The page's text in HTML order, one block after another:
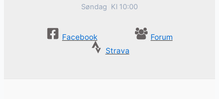
Søndag Kl 10:00
Facebook
Forum
Strava